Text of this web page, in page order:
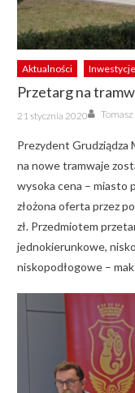
Aktualności Inwestycje
Przetarg na
Posted
on
21 stycznia 2020 Author
Tomasz
Prezydent Grudziądza
na nowe tramwaje
wysoka cena – miasto
złożona oferta przez
zł. Przedmiotem
jednokierunkowe,
niskopodłogowe –